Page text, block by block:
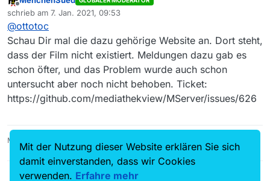
hier ist ein Beispiel:
Den Grafen von Monte Christo habe ich gestartet und
wieder abgebrochen, um zu zeigen, dass es
wird.
Wobei dieser Film auf meheren Quellen angeboten
wird,
Meldung kurz nach dem Start des Downloads. Beim
Grafen von Monte Christo auf der ARD-Mediathek
(701766) passiert das übrigens auch.
mediathekview.log
Vielen Dank schon mal für die Bemühungen
MfG Thomas
Offline
schrieb am 7. Jan. 2021, 09:53
zuletzt editiert von
@ottotoc
Schau Dir mal die dazu gehörige Website an. Dort steht,
dass der Film nicht existiert. Meldungen dazu gab es
schon öfter, und das Problem wurde auch schon
untersucht aber noch nicht behoben. Ticket:
https://github.com/mediathekview/MServer/issues/626
MediathekView 14.5.0, Linux Mint 21.3, VLC 3.0.16
Mit der Nutzung dieser Website erklären Sie sich
damit einverstanden, dass wir Cookies
verwenden. Erfahre mehr